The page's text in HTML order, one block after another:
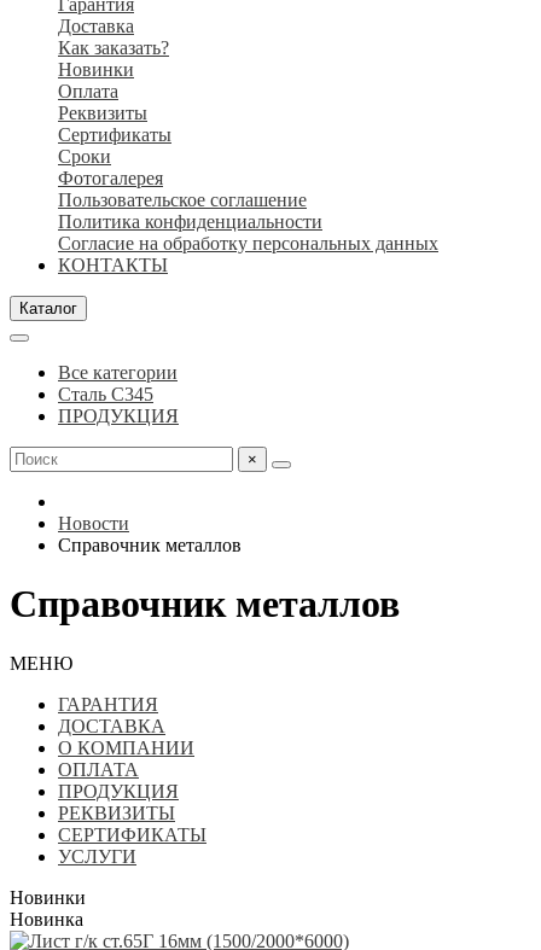
Гарантия
Доставка
Как заказать?
Новинки
Оплата
Реквизиты
Сертификаты
Сроки
Фотогалерея
Пользовательское соглашение
Политика конфиденциальности
Согласие на обработку персональных данных
КОНТАКТЫ
Каталог
Все категории
Сталь С345
ПРОДУКЦИЯ
×
Новости
Справочник металлов
Справочник металлов
МЕНЮ
ГАРАНТИЯ
ДОСТАВКА
О КОМПАНИИ
ОПЛАТА
ПРОДУКЦИЯ
РЕКВИЗИТЫ
СЕРТИФИКАТЫ
УСЛУГИ
Новинки
Новинка